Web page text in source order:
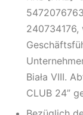
240734176,
Biała VIII.
CLUB 24”